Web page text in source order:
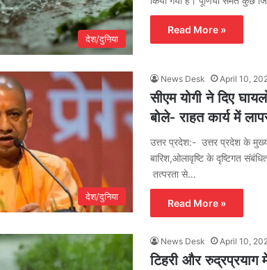
देश/दुनिया
Read More »
देश/दुनिया
News Desk April 10,
सीएम योगी ने दिए
बोले- राहत कार्य में
उत्तर प्रदेश:- उत्तर प्रदेश के
बारिश,ओलावृष्टि के दृष्टिगत
तत्परता से…
Read More »
News Desk April 10,
टिहरी और रुद्रप्रयाग